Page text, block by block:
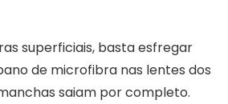
superficiais, basta esfregar
de microfibra nas lentes dos
saiam por completo.